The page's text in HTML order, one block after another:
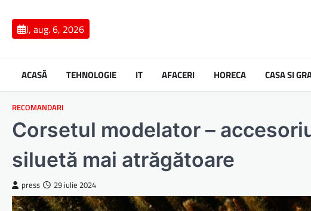
contentJ, aug. 6, 2026
ACASĂ TEHNOLOGIE IT AFACERI HORECA CASA SI
RECOMANDARI
Corsetul modelator –
siluetă mai atrăgătoare
press 29 iulie 2024